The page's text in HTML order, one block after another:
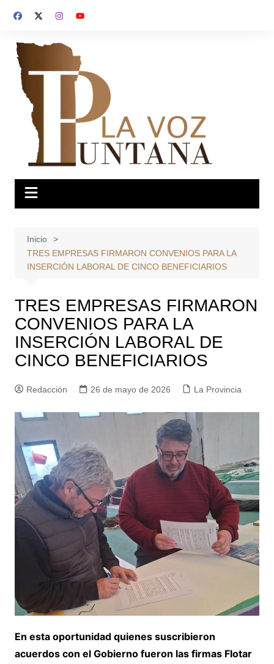
Inicio
TRES EMPRESAS FIRMARON CONVENIOS PARA LA
INSERCIÓN LABORAL DE CINCO BENEFICIARIOS
TRES EMPRESAS FIRMARON
CONVENIOS PARA LA
INSERCIÓN LABORAL DE
CINCO BENEFICIARIOS
Redacción 26 de mayo de 2026 La Provincia
En esta oportunidad quienes suscribieron
acuerdos con el Gobierno fueron las firmas Flotar